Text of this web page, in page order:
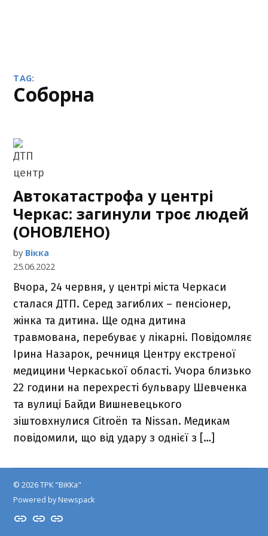
TAG:
Соборна
Автокатастрофа у центрі
Черкас: загинули троє людей
(ОНОВЛЕНО)
by Вікка
25.06.2022
Вчора, 24 червня, у центрі міста Черкаси
сталася ДТП. Серед загиблих – пенсіонер,
жінка та дитина. Ще одна дитина
травмована, перебуває у лікарні. Повідомляє
Ірина Назарок, речниця Центру екстреної
медицини Черкаської області. Учора близько
22 години на перехресті бульвару Шевченка
та вулиці Байди Вишневецького
зіштовхнулися Citroën та Nissan. Медикам
повідомили, що від удару з однієї з […]
© 2026 ТРК "ВіККа"
Powered by Newspack
Insta
YouTube
FB